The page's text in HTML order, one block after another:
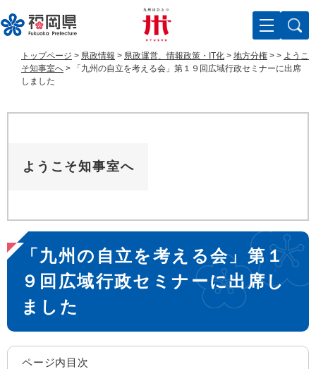
ー
ジ
す
ニ
ュ
し
トップページ > 県政情報 > 県政運営、情報政策・IT化 > 地方分権 > > ようこ
そ知事室へ >
「九州の自立を考える会」第１９回広域行政セミナーに出席
しました
ようこそ知事室へ
本
文
「九州の自立を考える会」第１
９回広域行政セミナーに出席し
ました
ページ内目次